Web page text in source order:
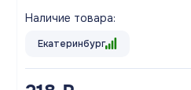
Наличие товара:
Екатеринбург